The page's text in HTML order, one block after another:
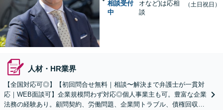
相談受付
中
オなど)は応相
談
（土日祝日）
人材・HR業界
【全国対応可◎】【初回問合せ無料｜相談〜解決まで弁護士が一貫対
応｜WEB面談可】企業規模問わず対応◎個人事業主も可。豊富な企業
法務の経験あり。顧問契約、労働問題、企業間トラブル、債権回収、